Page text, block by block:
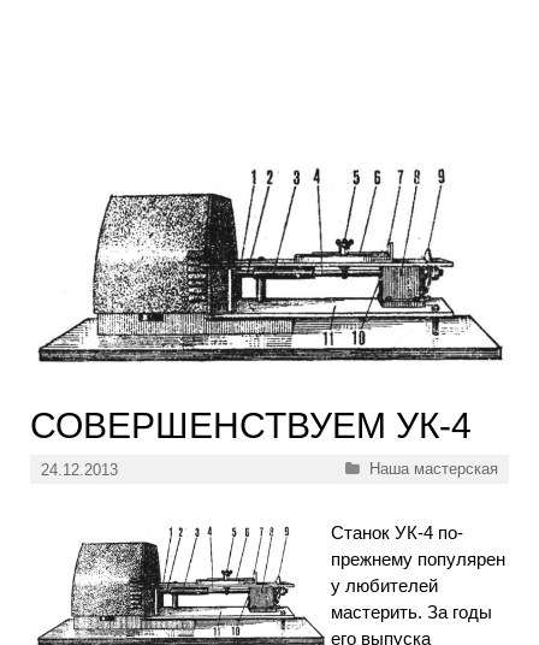
СОВЕРШЕНСТВУЕМ УК-4
24.12.2013 Рубрики
Наша мастерская
Станок УК-4 по-
прежнему популярен
у любителей
мастерить. За годы
его выпуска